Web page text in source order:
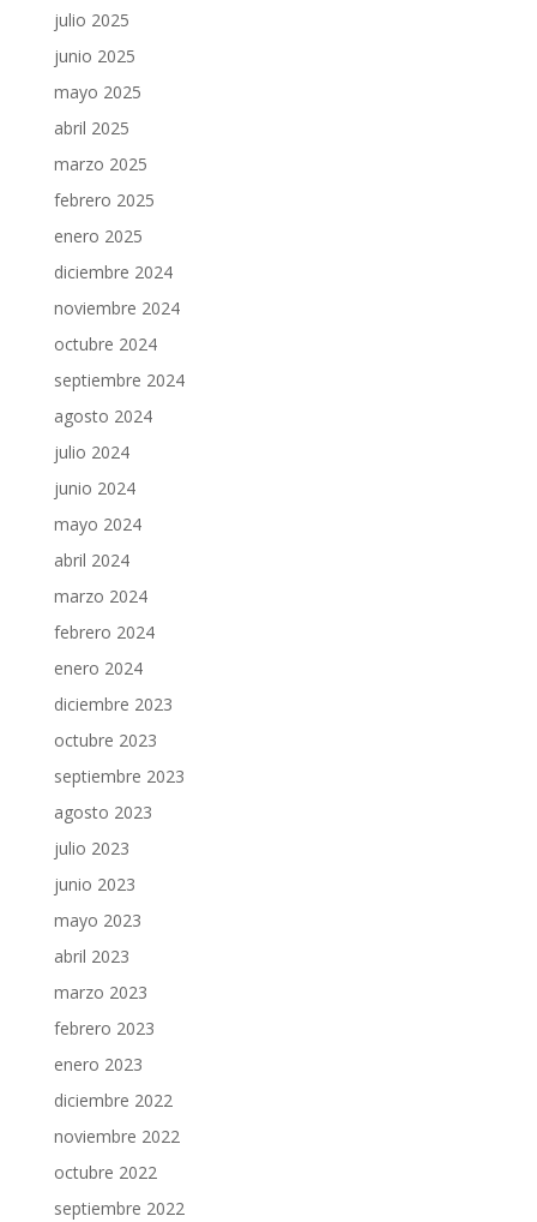
julio 2025
junio 2025
mayo 2025
abril 2025
marzo 2025
febrero 2025
enero 2025
diciembre 2024
noviembre 2024
octubre 2024
septiembre 2024
agosto 2024
julio 2024
junio 2024
mayo 2024
abril 2024
marzo 2024
febrero 2024
enero 2024
diciembre 2023
octubre 2023
septiembre 2023
agosto 2023
julio 2023
junio 2023
mayo 2023
abril 2023
marzo 2023
febrero 2023
enero 2023
diciembre 2022
noviembre 2022
octubre 2022
septiembre 2022